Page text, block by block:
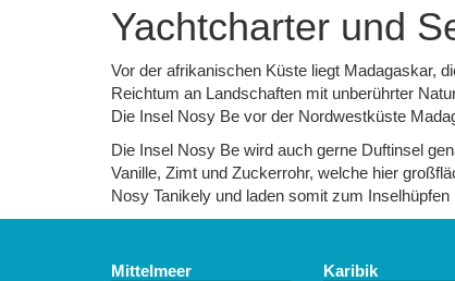
Yachtcharter und
Vor der afrikanischen Küste liegt Madagaskar,
Reichtum an Landschaften mit unberührter
Die Insel Nosy Be vor der Nordwestküste
Die Insel Nosy Be wird auch gerne Duftinsel
Vanille, Zimt und Zuckerrohr, welche hier
Nosy Tanikely und laden somit zum
Mittelmeer Karibik